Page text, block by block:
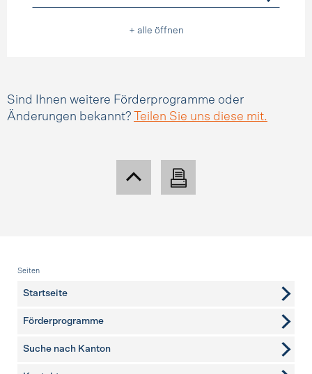
+ alle öffnen
Sind Ihnen weitere Förderprogramme oder
Änderungen bekannt?
Teilen Sie uns diese mit.
Fusszeile
Seiten
Startseite
Förderprogramme
Suche nach Kanton